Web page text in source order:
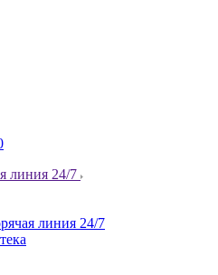
линия 24/7
линия 24/7